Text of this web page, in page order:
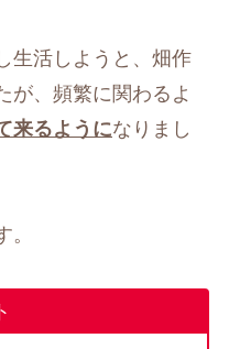
生活しようと、畑作
が、頻繁に関わるよ
来るようになりまし